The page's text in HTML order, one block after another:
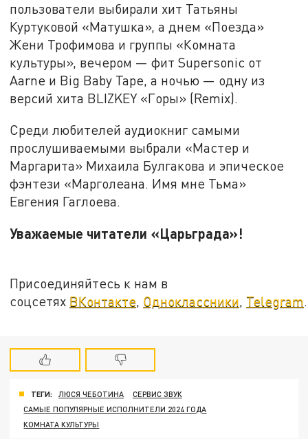
пользователи выбирали хит Татьяны
Куртуковой «Матушка», а днем «Поезда»
Жени Трофимова и группы «Комната
культуры», вечером — фит Supersonic от
Aarne и Big Baby Tape, а ночью — одну из
версий хита BLIZKEY «Горы» (Remix).
Среди любителей аудиокниг самыми
прослушиваемыми выбрали «Мастер и
Маргарита» Михаила Булгакова и эпическое
фэнтези «Марголеана. Имя мне Тьма»
Евгения Гаглоева.
Уважаемые читатели «Царьграда»!
Присоединяйтесь к нам в
соцсетях ВКонтакте, Одноклассники, Telegram.
ТЕГИ: ЛЮСЯ ЧЕБОТИНА
СЕРВИС ЗВУК
САМЫЕ ПОПУЛЯРНЫЕ ИСПОЛНИТЕЛИ 2024 ГОДА
КОМНАТА КУЛЬТУРЫ